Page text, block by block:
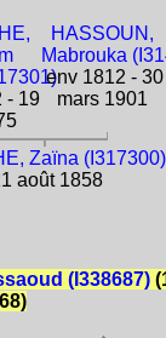
- 19
HASSOUN,
Mabrouka
env 1812 - 30
mars 1901
Zaïna (I317300)
août 1858
(I338687)